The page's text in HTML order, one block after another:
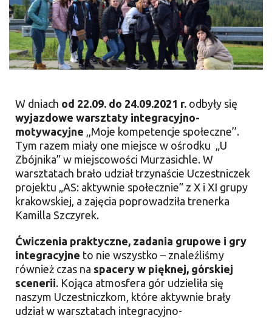
W dniach od 22.09. do 24.09.2021 r. odbyły się
wyjazdowe warsztaty integracyjno-
motywacyjne ,,Moje kompetencje społeczne’’.
Tym razem miały one miejsce w ośrodku „U
Zbójnika” w miejscowości Murzasichle. W
warsztatach brało udział trzynaście Uczestniczek
projektu „AS: aktywnie społecznie” z X i XI grupy
krakowskiej, a zajęcia poprowadziła trenerka
Kamilla Szczyrek.
Ćwiczenia praktyczne, zadania grupowe i gry
integracyjne to nie wszystko – znaleźliśmy
również czas na spacery w pięknej, górskiej
scenerii. Kojąca atmosfera gór udzieliła się
naszym Uczestniczkom, które aktywnie brały
udział w warsztatach integracyjno-